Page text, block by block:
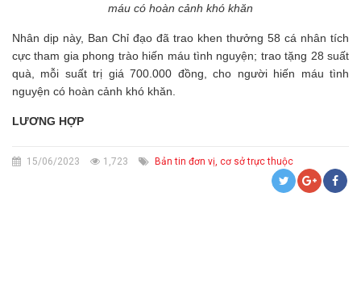
máu có hoàn cảnh khó khăn
Nhân dịp này, Ban Chỉ đạo đã trao khen thưởng 58 cá nhân tích
cực tham gia phong trào hiến máu tình nguyện; trao tặng 28 suất
quà, mỗi suất trị giá 700.000 đồng, cho người hiến máu tình
nguyện có hoàn cảnh khó khăn.
LƯƠNG HỢP
15/06/2023 1,723 Bản tin đơn vị, cơ sở trực thuộc